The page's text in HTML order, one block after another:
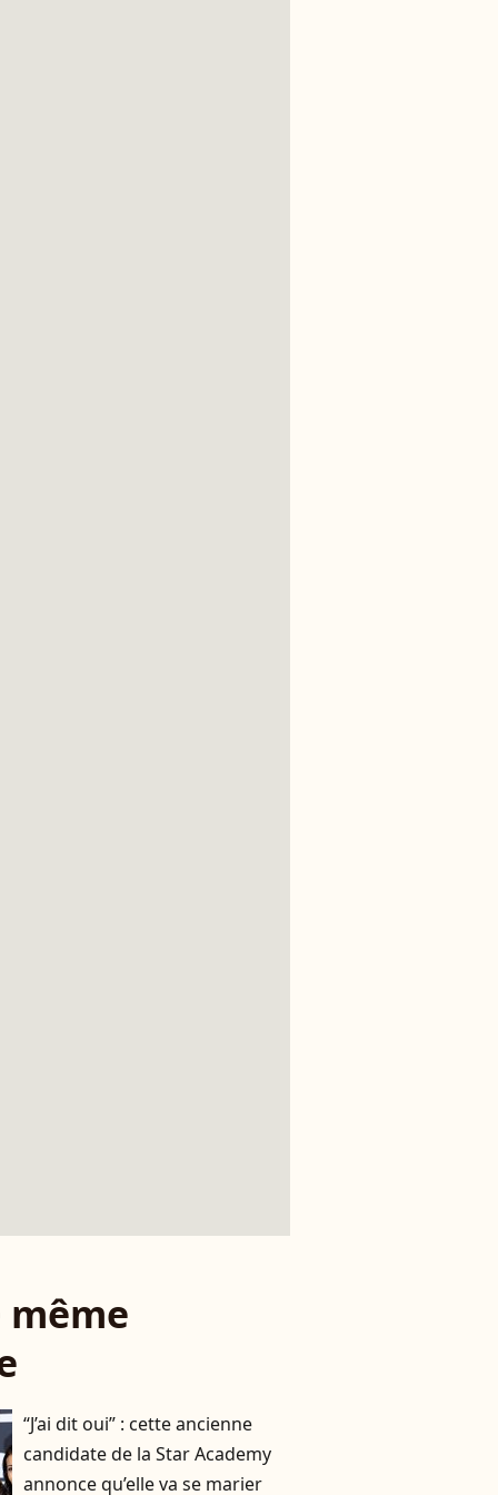
même
“J’ai dit oui” : cette ancienne
candidate de la Star Academy
annonce qu’elle va se marier